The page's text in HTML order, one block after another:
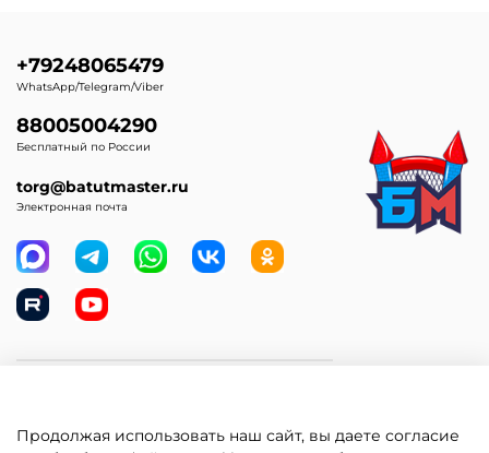
Клиентам
+79248065479
WhatsApp/Telegram/Viber
88005004290
Бесплатный по России
torg@batutmaster.ru
Электронная почта
Продолжая использовать наш сайт, вы даете согласие